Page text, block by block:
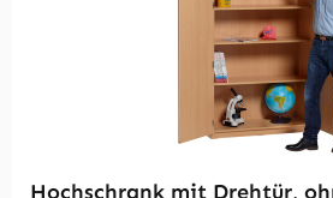
Hochschrank mit Drehtür,